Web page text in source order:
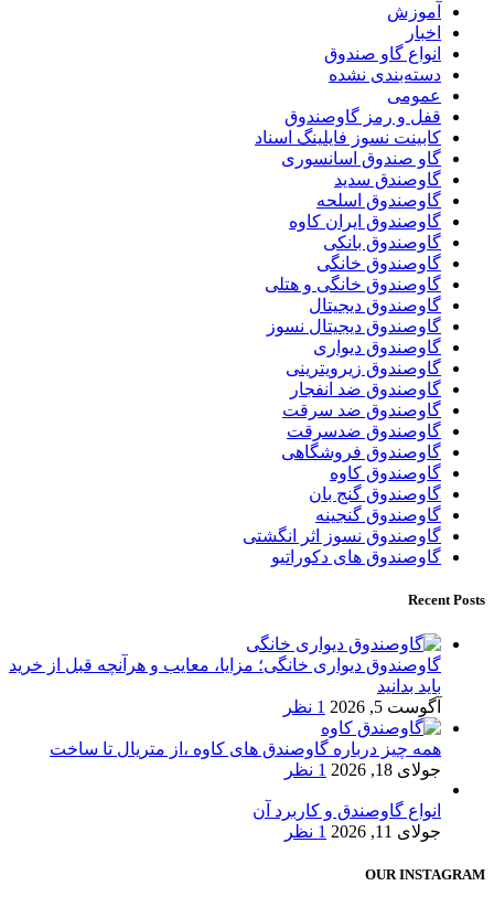
آموزش
اخبار
انواع گاو صندوق
دسته‌بندی نشده
عمومی
قفل و رمز گاوصندوق
کابینت نسوز فایلینگ اسناد
گاو صندوق اسانسوری
گاوصندق سدید
گاوصندوق اسلحه
گاوصندوق ایران کاوه
گاوصندوق بانکی
گاوصندوق خانگی
گاوصندوق خانگی و هتلی
گاوصندوق دیجیتال
گاوصندوق دیجیتال نسوز
گاوصندوق دیواری
گاوصندوق زیرویترینی
گاوصندوق ضد انفجار
گاوصندوق ضد سرقت
گاوصندوق ضدسرقت
گاوصندوق فروشگاهی
گاوصندوق کاوه
گاوصندوق گنج بان
گاوصندوق گنجینه
گاوصندوق نسوز اثر انگشتی
گاوصندوق های دکوراتیو
Recent Posts
گاوصندوق دیواری خانگی؛ مزایا، معایب و هرآنچه قبل از خرید
باید بدانید
آگوست 5, 2026
1 نظر
همه چیز درباره گاوصندق های کاوه ،از متریال تا ساخت
جولای 18, 2026
1 نظر
انواع گاوصندق و کاربرد آن
جولای 11, 2026
1 نظر
OUR INSTAGRAM